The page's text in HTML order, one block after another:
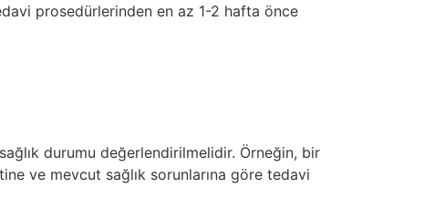
prosedürlerinden en az 1-2 hafta önce
durumu değerlendirilmelidir. Örneğin, bir
ve mevcut sağlık sorunlarına göre tedavi